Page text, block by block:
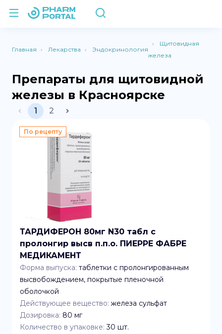
Главная Лекарства Эндокринология
Щитовидная
железа
Препараты для щитовидной
железы в Красноярске
1 2
По рецепту
ТАРДИФЕРОН 80мг N30 табл с
пролонгир высв п.п.о. ПИЕРРЕ ФАБРЕ
МЕДИКАМЕНТ
Форма выпуска: таблетки с пролонгированным
высвобождением, покрытые пленочной
оболочкой
Действующее вещество: железа сульфат
Дозировка: 80 мг
Количество в упаковке: 30 шт.